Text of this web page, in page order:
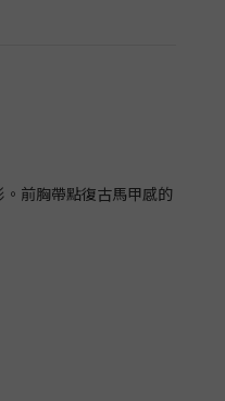
前胸帶點復古馬甲感的